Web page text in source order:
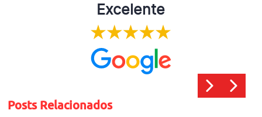
Excelente
Posts Relacionados